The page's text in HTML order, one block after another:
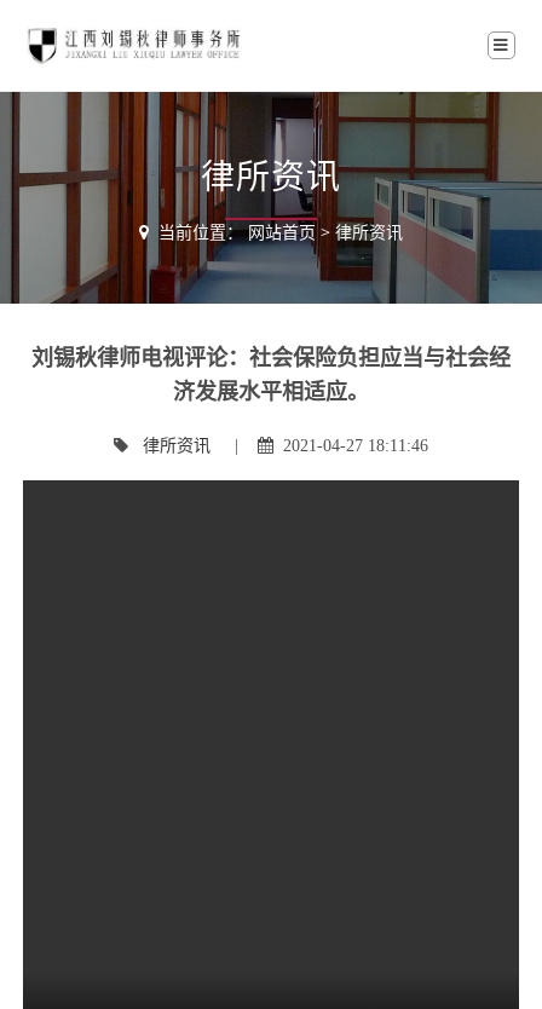
律所资讯
当前位置：网站首页 > 律所资讯
刘锡秋律师电视评论：社会保险负担应当与社会经
济发展水平相适应。
律所资讯| 2021-04-27 18:11:46